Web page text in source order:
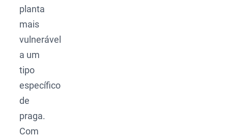
planta
mais
vulnerável
a um
tipo
específico
de
praga.
Com